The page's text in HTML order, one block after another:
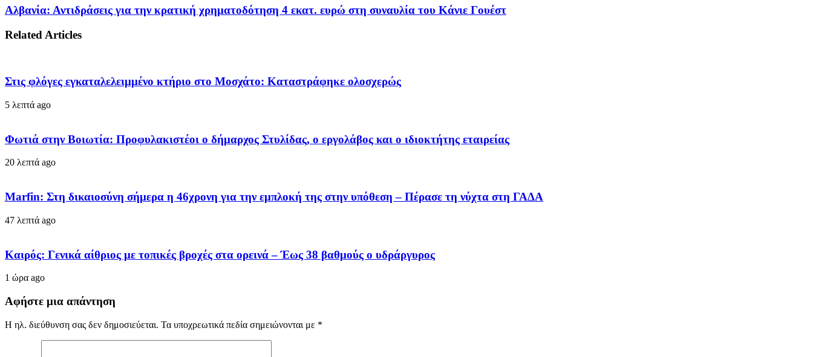
Αλβανία: Αντιδράσεις για την κρατική χρηματοδότηση 4 εκατ. ευρώ στη συναυλία του Κάνιε Γουέστ
Related Articles
Στις φλόγες εγκαταλελειμμένο κτήριο στο Μοσχάτο: Καταστράφηκε ολοσχερώς
5 λεπτά ago
Φωτιά στην Βοιωτία: Προφυλακιστέοι ο δήμαρχος Στυλίδας, ο εργολάβος και ο ιδιοκτήτης εταιρείας
20 λεπτά ago
Marfin: Στη δικαιοσύνη σήμερα η 46χρονη για την εμπλοκή της στην υπόθεση – Πέρασε τη νύχτα στη ΓΑΔΑ
47 λεπτά ago
Καιρός: Γενικά αίθριος με τοπικές βροχές στα ορεινά – Έως 38 βαθμούς ο υδράργυρος
1 ώρα ago
Αφήστε μια απάντηση
Η ηλ. διεύθυνση σας δεν δημοσιεύεται. Τα υποχρεωτικά πεδία σημειώνονται με *